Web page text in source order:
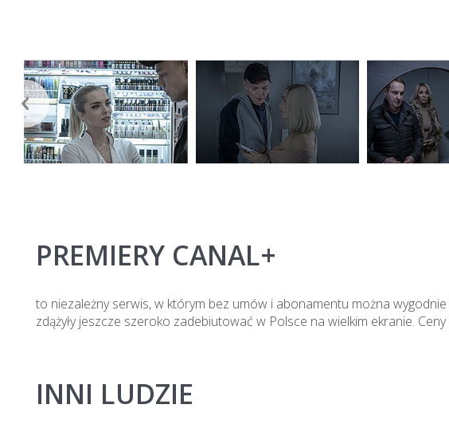
‹
PREMIERY CANAL+
to niezależny serwis, w którym bez umów i abonamentu można
zdążyły jeszcze szeroko zadebiutować w Polsce na wielkim ekranie.
INNI LUDZIE